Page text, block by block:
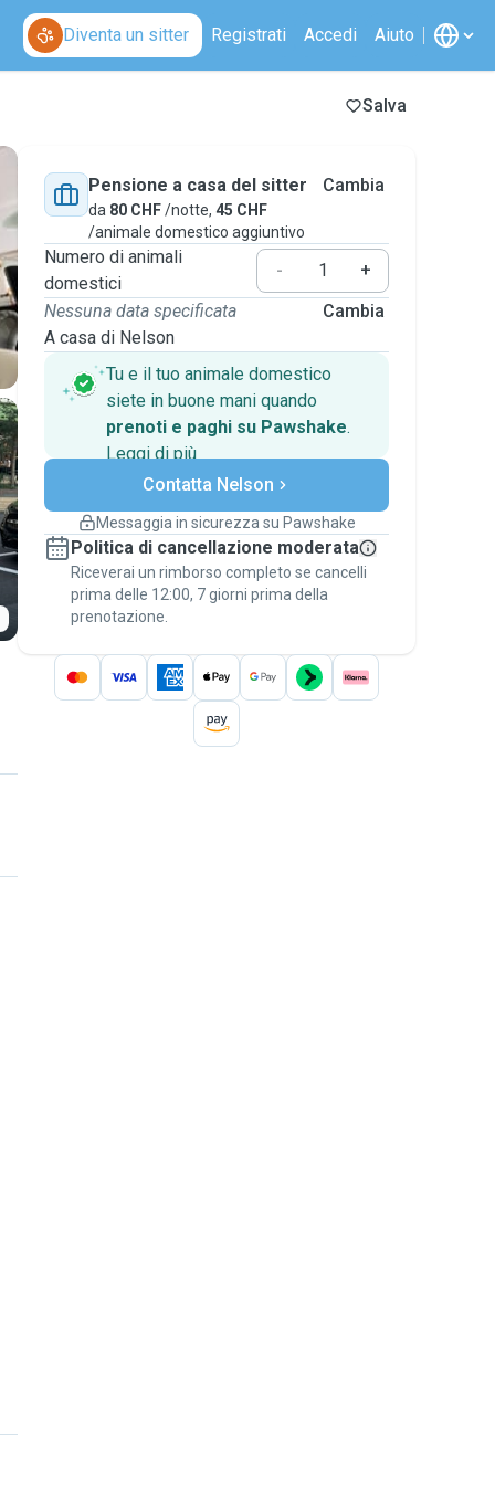
Diventa un sitter Registrati Accedi Aiuto
Salva
Pensione a casa del sitter
da 80 CHF/notte, 45 CHF
/animale domestico aggiuntivo
Cambia
Numero di animali
domestici
-
+
Nessuna data specificata
A casa di Nelson
Cambia
Tu e il tuo animale domestico
siete in buone mani quando
prenoti e paghi su Pawshake.
Leggi di piùPagamenti sicuri
Assistenza se i piani
Prenotazioni coperte
Stai su Pawshake - dal primo messaggio al
pagamento - per attivare laGaranzia
Pawshake.
Contatta Nelson
Messaggia in sicurezza su Pawshake
Politica di cancellazione moderata
Riceverai un rimborso completo se cancelli
prima delle 12:00, 7 giorni prima della
prenotazione.